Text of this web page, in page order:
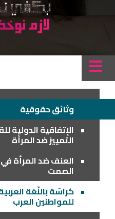
وثائق حقوقية
الإتفاقية الدولية
التمييز ضد المرأة
العنف ضد المرأة
الصمت
كراسّة باللّغة
للمواطنين العرب